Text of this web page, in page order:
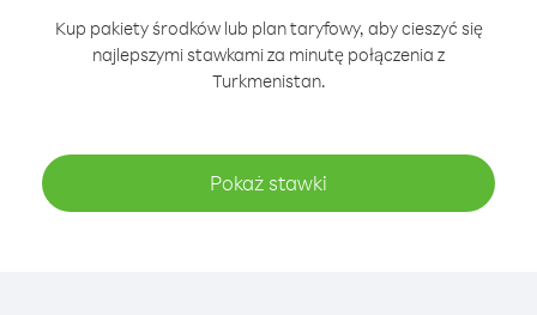
Kup pakiety środków lub plan taryfowy, aby cieszyć się
najlepszymi stawkami za minutę połączenia z
Turkmenistan.
Pokaż stawki